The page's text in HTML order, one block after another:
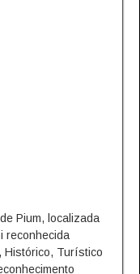
Pium, localizada
reconhecida
Histórico, Turístico